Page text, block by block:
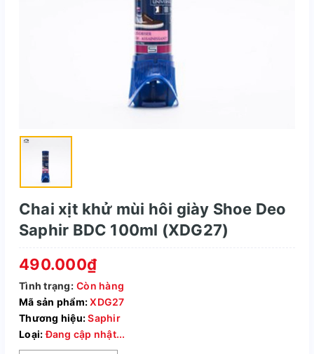
Chai xịt khử mùi hôi giày Shoe Deo
Saphir BDC 100ml (XDG27)
490.000₫
Tình trạng: Còn hàng
Mã sản phẩm:XDG27
Thương hiệu:Saphir
Loại:Đang cập nhật...